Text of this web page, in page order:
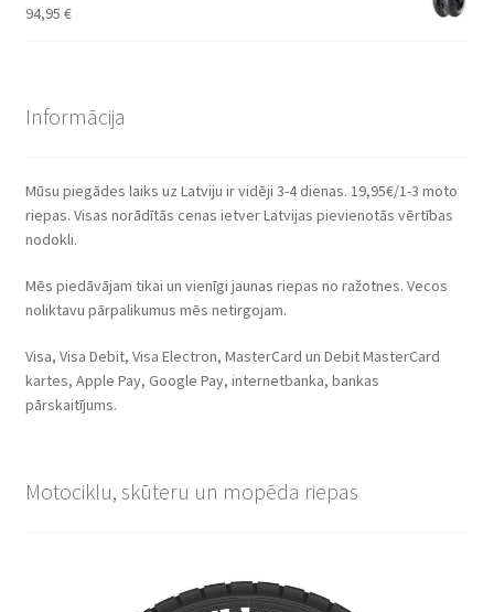
94,95 €
Informācija
Mūsu piegādes laiks uz Latviju ir vidēji 3-4 dienas. 19,95€/1-3 moto
riepas. Visas norādītās cenas ietver Latvijas pievienotās vērtības
nodokli.
Mēs piedāvājam tikai un vienīgi jaunas riepas no ražotnes. Vecos
noliktavu pārpalikumus mēs netirgojam.
Visa, Visa Debit, Visa Electron, MasterCard un Debit MasterCard
kartes, Apple Pay, Google Pay, internetbanka, bankas
pārskaitījums.
Motociklu, skūteru un mopēda riepas